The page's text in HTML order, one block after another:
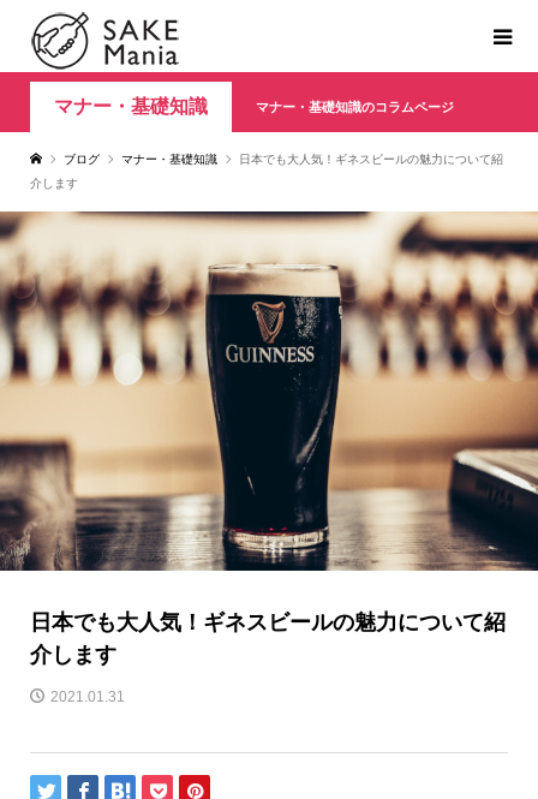
マナー・基礎知識 マナー・基礎知識のコラムページ
ブログ マナー・基礎知識
日本でも大人気！ギネスビールの魅力について紹
介します
日本でも大人気！ギネスビールの魅力について紹
介します
2021.01.31